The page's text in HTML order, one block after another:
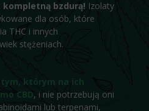
kompletną bzdurą! Izolaty
dla osób, które
THC i innych
stężeniach.
tym, którym na ich
CBD, i nie potrzebują oni
lub terpenami,